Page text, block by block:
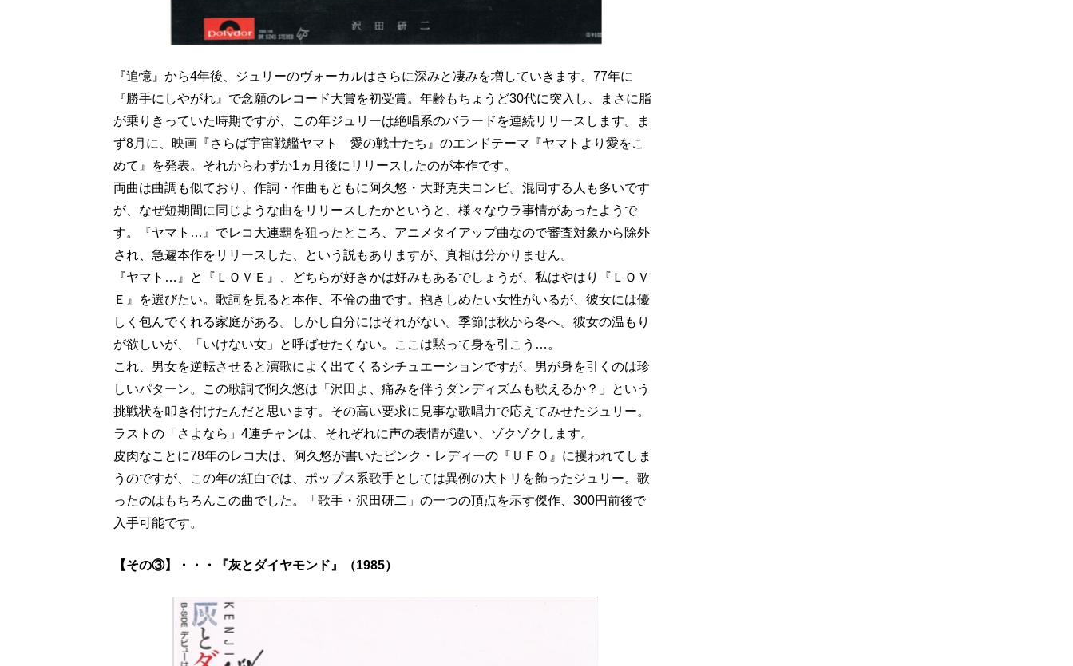
『追憶』から4年後、ジュリーのヴォーカルはさらに深みと凄みを増していきます。77年に
『勝手にしやがれ』で念願のレコード大賞を初受賞。年齢もちょうど30代に突入し、まさに脂
が乗りきっていた時期ですが、この年ジュリーは絶唱系のバラードを連続リリースします。ま
ず8月に、映画『さらば宇宙戦艦ヤマト 愛の戦士たち』のエンドテーマ『ヤマトより愛をこ
めて』を発表。それからわずか1ヵ月後にリリースしたのが本作です。
両曲は曲調も似ており、作詞・作曲もともに阿久悠・大野克夫コンビ。混同する人も多いです
が、なぜ短期間に同じような曲をリリースしたかというと、様々なウラ事情があったようで
す。『ヤマト…』でレコ大連覇を狙ったところ、アニメタイアップ曲なので審査対象から除外
され、急遽本作をリリースした、という説もありますが、真相は分かりません。
『ヤマト…』と『ＬＯＶＥ』、どちらが好きかは好みもあるでしょうが、私はやはり『ＬＯＶ
Ｅ』を選びたい。歌詞を見ると本作、不倫の曲です。抱きしめたい女性がいるが、彼女には優
しく包んでくれる家庭がある。しかし自分にはそれがない。季節は秋から冬へ。彼女の温もり
が欲しいが、「いけない女」と呼ばせたくない。ここは黙って身を引こう…。
これ、男女を逆転させると演歌によく出てくるシチュエーションですが、男が身を引くのは珍
しいパターン。この歌詞で阿久悠は「沢田よ、痛みを伴うダンディズムも歌えるか？」という
挑戦状を叩き付けたんだと思います。その高い要求に見事な歌唱力で応えてみせたジュリー。
ラストの「さよなら」4連チャンは、それぞれに声の表情が違い、ゾクゾクします。
皮肉なことに78年のレコ大は、阿久悠が書いたピンク・レディーの『ＵＦＯ』に攫われてしま
うのですが、この年の紅白では、ポップス系歌手としては異例の大トリを飾ったジュリー。歌
ったのはもちろんこの曲でした。「歌手・沢田研二」の一つの頂点を示す傑作、300円前後で
入手可能です。
【その③】・・・『灰とダイヤモンド』（1985）